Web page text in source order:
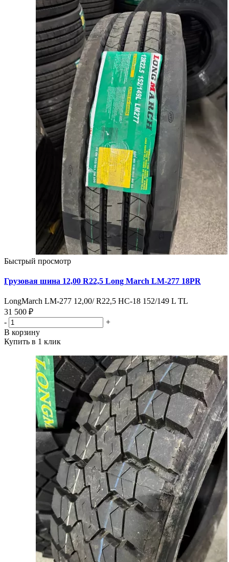
Быстрый просмотр
Грузовая шина 12,00 R22,5 Long March LM-277 18PR
LongMarch LM-277 12,00/ R22,5 HC-18 152/149 L TL
31 500 ₽
-
+
В корзину
Купить в 1 клик